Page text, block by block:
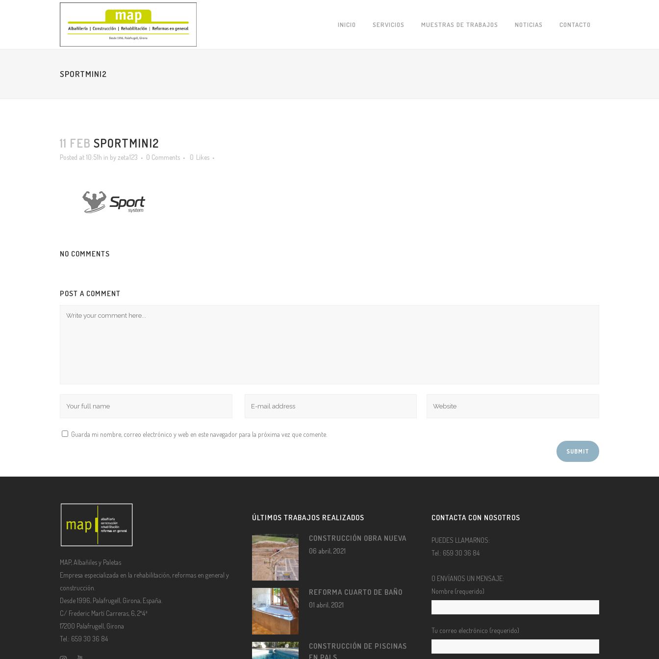
INICIO SERVICIOS MUESTRAS DE TRABAJOS NOTICIAS CONTACTO
SPORTMINI2
11 FEB SPORTMINI2
Posted at 10:51h in byzeta123 0 Comments 0 Likes
NO COMMENTS
POST A COMMENT
Guarda mi nombre, correo electrónico y web en este navegador para la próxima vez que comente.
MAP, Albañiles y Paletas
Empresa especializada en la rehabilitación, reformas en general y
construcción.
Desde 1996, Palafrugell, Girona, España.
C/ Frederic Martí Carreras, 6, 2º4ª
17200 Palafrugell, Girona
Tel.: 659 30 36 84
ÚLTIMOS TRABAJOS REALIZADOS
CONSTRUCCIÓN OBRA NUEVA
06 abril, 2021
REFORMA CUARTO DE BAÑO
01 abril, 2021
CONSTRUCCIÓN DE PISCINAS
CONTACTA CON NOSOTROS
PUEDES LLAMARNOS:
Tel.: 659 30 36 84
O ENVÍANOS UN MENSAJE:
Nombre (requerido)
Tu correo electrónico (requerido)